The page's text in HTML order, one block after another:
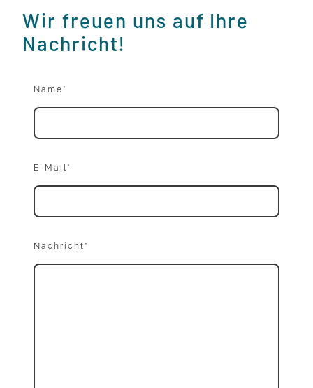
Wir freuen uns auf Ihre
Nachricht!
Name *
E-Mail *
Nachricht *